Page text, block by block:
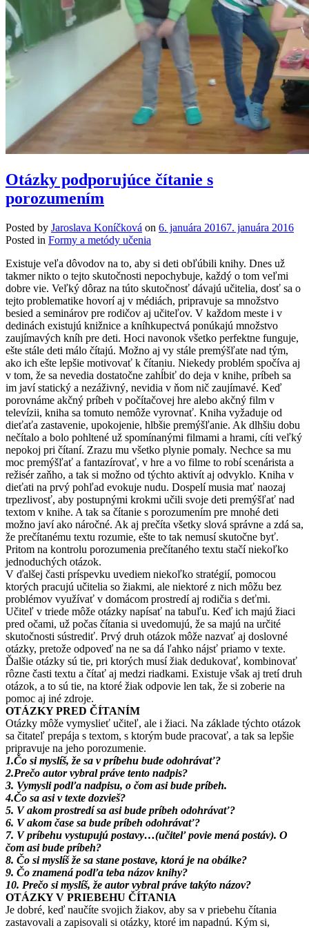
Otázky podporujúce čítanie s
porozumením
Posted by Jaroslava Koníčková on 6. januára 20167. januára 2016
Posted in Formy a metódy učenia
Existuje veľa dôvodov na to, aby si deti obľúbili knihy. Dnes už
takmer nikto o tejto skutočnosti nepochybuje, každý o tom veľmi
dobre vie. Veľký dôraz na túto skutočnosť dávajú učitelia, dosť sa o
tejto problematike hovorí aj v médiách, pripravuje sa množstvo
besied a seminárov pre rodičov aj učiteľov. V každom meste i v
dedinách existujú knižnice a kníhkupectvá ponúkajú množstvo
zaujímavých kníh pre deti. Hoci navonok všetko perfektne funguje,
ešte stále deti málo čítajú. Možno aj vy stále premýšľate nad tým,
ako ich ešte lepšie motivovať k čítaniu. Niekedy problém spočíva aj
v tom, že sa nevedia dostatočne zahĺbiť do deja v knihe, príbeh sa
im javí statický a nezáživný, nevidia v ňom nič zaujímavé. Keď
porovnáme akčný príbeh v počítačovej hre alebo akčný film v
televízii, kniha sa tomuto nemôže vyrovnať. Kniha vyžaduje od
dieťaťa zastavenie, upokojenie, hlbšie premýšľanie. Ak dlhšiu dobu
nečítalo a bolo pohltené už spomínanými filmami a hrami, cíti veľký
nepokoj pri čítaní. Zrazu mu všetko plynie pomaly. Nechce sa mu
moc premýšľať a fantazírovať, v hre a vo filme to robí scenárista a
režisér zaňho, a tak si možno od týchto aktivít aj odvyklo. Kniha v
dieťati na prvý pohľad evokuje nudu. Dospelí musia mať naozaj
trpezlivosť, aby postupnými krokmi učili svoje deti premýšľať nad
textom v knihe. A tak sa čítanie s porozumením pre mnohé deti
možno javí ako náročné. Ak aj prečíta všetky slová správne a zdá sa,
že prečítanému textu rozumie, ešte to tak nemusí skutočne byť.
Pritom na kontrolu porozumenia prečítaného textu stačí niekoľko
jednoduchých otázok.
V ďalšej časti príspevku uvediem niekoľko stratégií, pomocou
ktorých pracujú učitelia so žiakmi, ale niektoré z nich môžu bez
problémov využívať v domácom prostredí aj rodičia s deťmi.
Učiteľ v triede môže otázky napísať na tabuľu. Keď ich majú žiaci
pred očami, už počas čítania si uvedomujú, že sa majú na určité
skutočnosti sústrediť. Prvý druh otázok môže nazvať aj doslovné
otázky, pretože odpoveď na ne sa dá ľahko nájsť priamo v texte.
Ďalšie otázky sú tie, pri ktorých musí žiak dedukovať, kombinovať
rôzne časti textu a čítať aj medzi riadkami. Existuje však aj tretí druh
otázok, a to sú tie, na ktoré žiak odpovie len tak, že si zoberie na
pomoc aj iné zdroje.
OTÁZKY PRED ČÍTANÍM
Otázky môže vymyslieť učiteľ, ale i žiaci. Na základe týchto otázok
sa čitateľ prepája s textom, s ktorým bude pracovať, a tak sa lepšie
pripravuje na jeho porozumenie.
1.Čo si myslíš, že sa v príbehu bude odohrávať?
2.Prečo autor vybral práve tento nadpis?
3. Vymysli podľa nadpisu, o čom asi bude príbeh.
4.Čo sa asi v texte dozvieš?
5. V akom prostredí sa asi bude príbeh odohrávať?
6. V akom čase sa bude príbeh odohrávať?
7. V príbehu vystupujú postavy…(učiteľ povie mená postáv). O
čom asi bude príbeh?
8. Čo si myslíš že sa stane postave, ktorá je na obálke?
9. Čo znamená podľa teba názov knihy?
10. Prečo si myslíš, že autor vybral práve takýto názov?
OTÁZKY V PRIEBEHU ČÍTANIA
Je dobré, keď naučíte svojich žiakov, aby sa v priebehu čítania
zastavovali a zapisovali si otázky, ktoré im napadnú. Kým si,